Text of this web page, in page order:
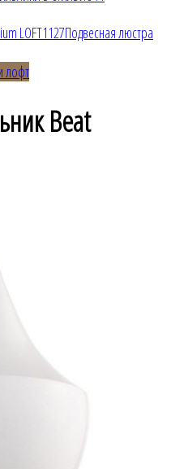
LOFT1127Подвесная люстра
лофт
Beat